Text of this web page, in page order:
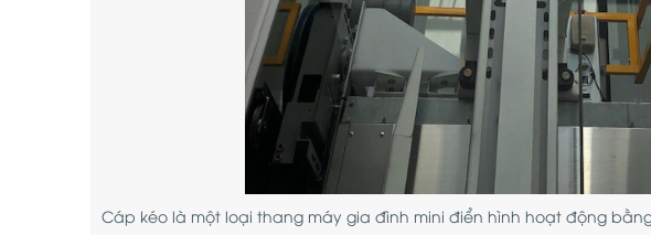
Cáp kéo là một loại thang máy gia đình mini điển hình hoạt động